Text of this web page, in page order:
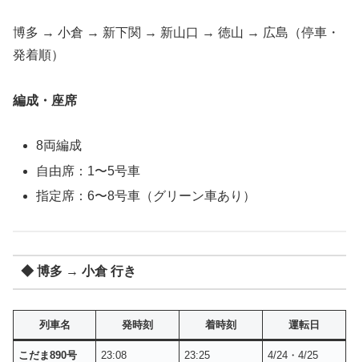
博多 → 小倉 → 新下関 → 新山口 → 徳山 → 広島（停車・
発着順）
編成・座席
8両編成
自由席：1〜5号車
指定席：6〜8号車（グリーン車あり）
◆ 博多 → 小倉 行き
列車名 発時刻 着時刻 運転日
こだま890号 23:08 23:25 4/24・4/25